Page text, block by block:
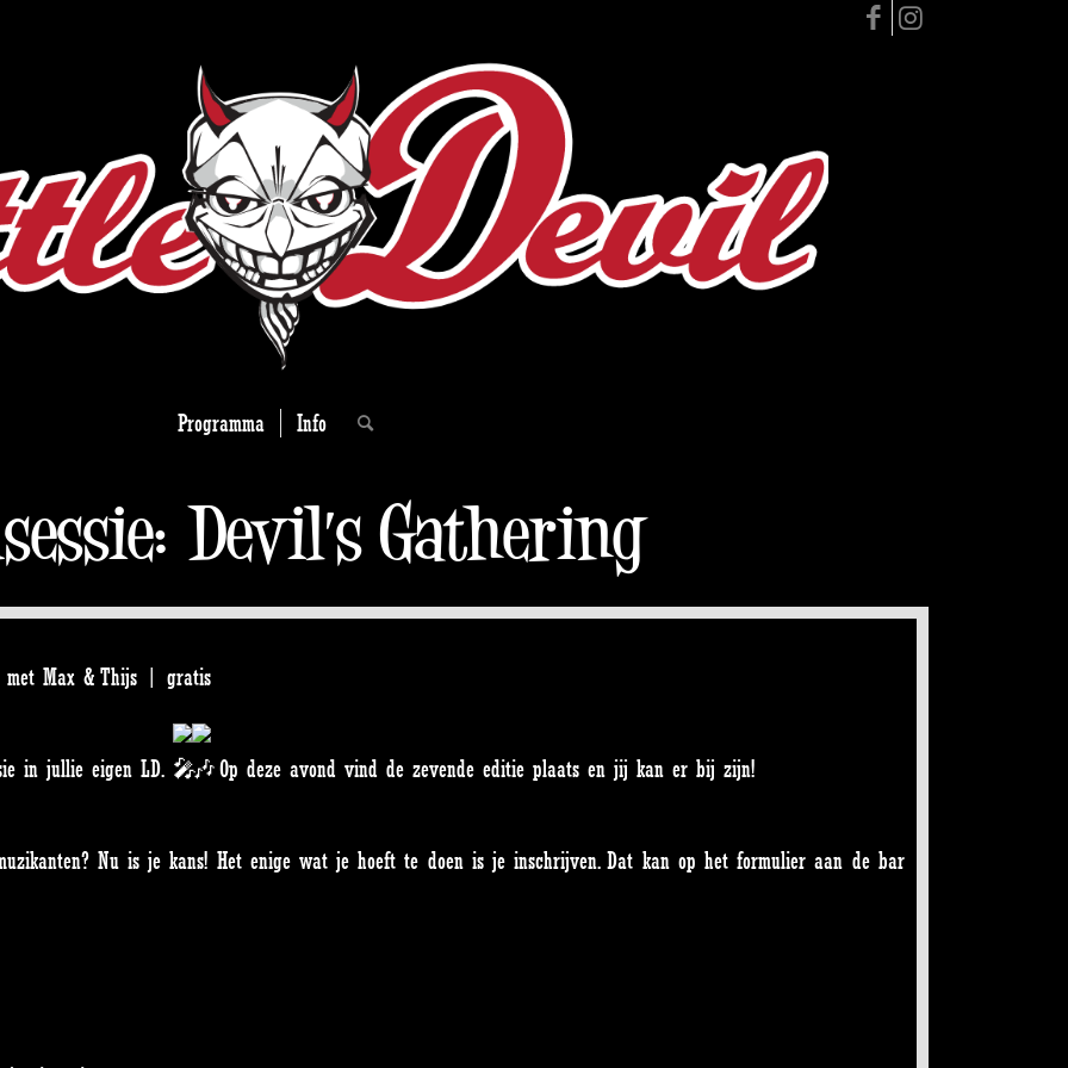
Programma Info
Devil’s Gathering
met Max & Thijs | gratis
in jullie eigen LD. Op deze avond vind de zevende editie plaats en jij kan er bij zijn!
Nu is je kans! Het enige wat je hoeft te doen is je inschrijven. Dat kan op het formulier aan de bar